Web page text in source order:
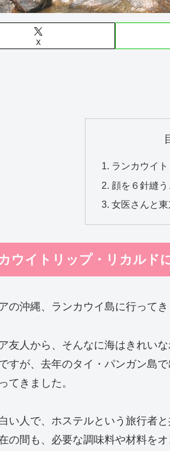
X
ランカウイ
顔を６針縫
女医さんと
ウイトリップ・リカルド
の沖縄、ランカウイ島に行ってき
友人から、そんなに海はきれい
すが、去年のタイ・パンガン島
てきました。
い人で、ホステルという旅行者
の間も、必要な調味料や材料を